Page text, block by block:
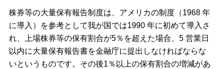
株券等の大量保有報告制度は、アメリカの制度（1968 年
に導入）を参考として我が国では1990 年に初めて導入さ
れ、上場株券等の保有割合が5％を超えた場合、5 営業日
以内に大量保有報告書を金融庁に提出しなければならな
いというものです。その後1％以上の保有割合の増減があ